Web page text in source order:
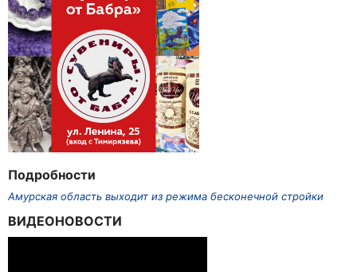
Подробности
Амурская область выходит из режима бесконечной стройки
ВИДЕОНОВОСТИ